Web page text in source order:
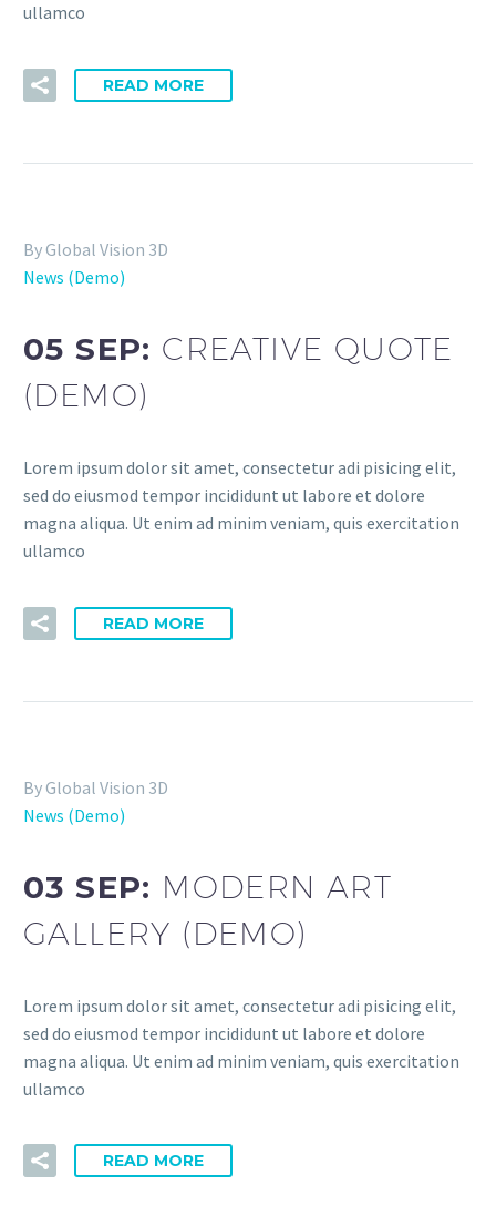
ullamco
READ MORE
By Global Vision 3D
News (Demo)
05 SEP: CREATIVE QUOTE
(DEMO)
Lorem ipsum dolor sit amet, consectetur adi pisicing elit,
sed do eiusmod tempor incididunt ut labore et dolore
magna aliqua. Ut enim ad minim veniam, quis exercitation
ullamco
READ MORE
By Global Vision 3D
News (Demo)
03 SEP: MODERN ART
GALLERY (DEMO)
Lorem ipsum dolor sit amet, consectetur adi pisicing elit,
sed do eiusmod tempor incididunt ut labore et dolore
magna aliqua. Ut enim ad minim veniam, quis exercitation
ullamco
READ MORE